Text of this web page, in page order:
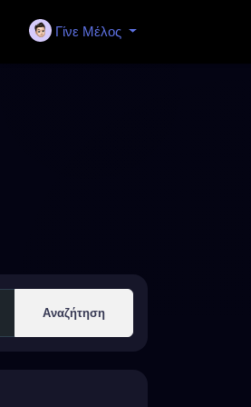
Γίνε Μέλος
Αναζήτηση